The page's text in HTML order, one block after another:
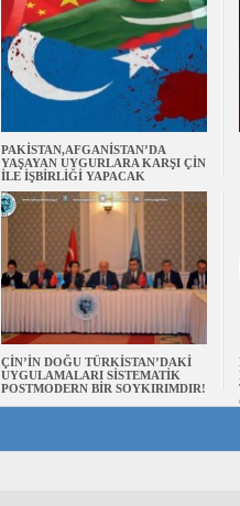
PAKİSTAN,AFGANİSTAN’DA
YAŞAYAN UYGURLARA KARŞI ÇİN
İLE İŞBİRLİĞİ YAPACAK
ÇİN’İN DOĞU TÜRKİSTAN’DAKİ
UYGULAMALARI SİSTEMATİK
POSTMODERN BİR SOYKIRIMDIR!